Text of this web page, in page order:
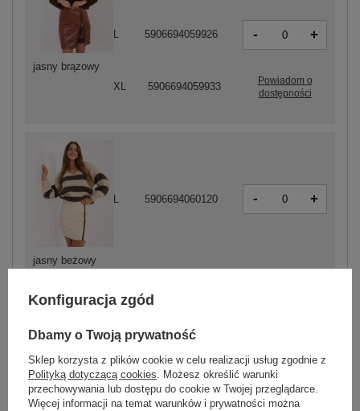
jasny beżowy
5906694060120 - +
M 5906694059957 - +
jasny brązowy
L 5906694059926 - +
XL 5906694059933
Powiadom o
dostępności
Konfiguracja zgód
Dbamy o Twoją prywatność
Sklep korzysta z plików cookie w celu realizacji usług zgodnie z
Polityką dotyczącą cookies. Możesz określić warunki
przechowywania lub dostępu do cookie w Twojej przeglądarce.
Więcej informacji na temat warunków i prywatności można